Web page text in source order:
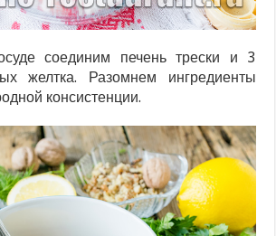
соединим печень трески и 3
желтка. Разомнем ингредиенты
консистенции.